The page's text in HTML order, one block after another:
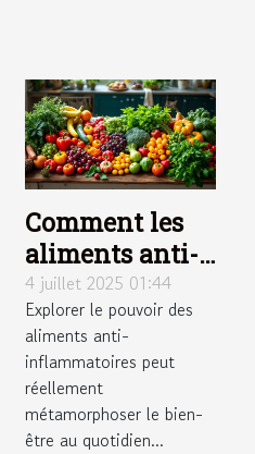
Comment les
aliments anti-
inflammatoires
peuvent
transformer
votre santé ?
4 juillet 2025 01:44
Explorer le pouvoir des
aliments anti-
inflammatoires peut
réellement
métamorphoser le bien-
être au quotidien...